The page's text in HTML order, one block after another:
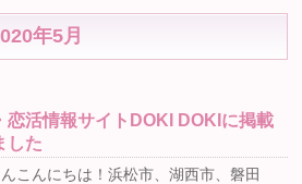
年5月
恋活情報サイトDOKI DOKIに掲載
した
こんにちは！浜松市、湖西市、磐田